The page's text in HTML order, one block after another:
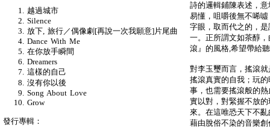
詩的邏輯鋪陳表述，
易懂，咀嚼後無不唏
字眼，取而代之的，
一。正所謂文如茶醇
滾』的風格,希望帶給
對李玉璽而言，搖滾
搖滾真實的自我；玩
事，也需要搖滾般的
實以對，對緊握不放
來。在這唯恐天下不
藉由脫俗不染的音樂
越過城市
Silence
放下, 旅行／偶像劇[再說一次我願意]片尾曲
Dance With Me
在你放手瞬間
Dreamers
這樣的自己
沒有你以後
Song About Love
Grow
發行專輯：